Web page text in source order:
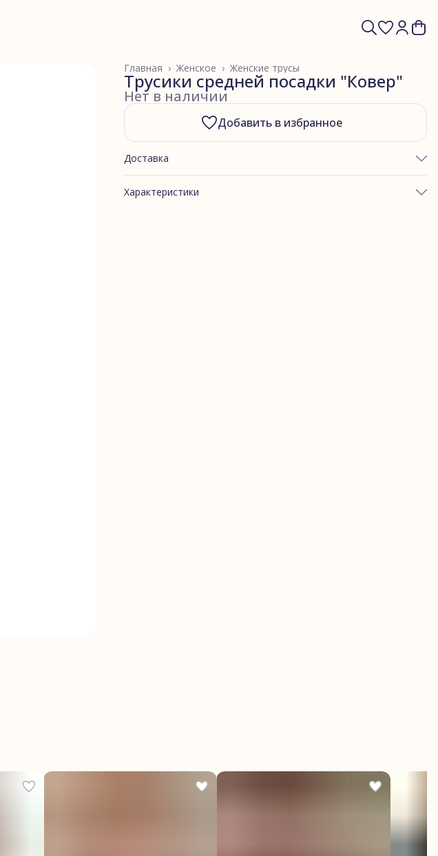
Женские трусы
Женское ›
Главная ›
Трусики средней посадки "Ковер"
Нет в наличии
Добавить в избранное
Доставка
Характеристики